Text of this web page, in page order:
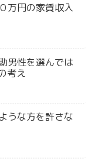
万円の家賃収入
男性を選んでは
考え
うな方を許さな